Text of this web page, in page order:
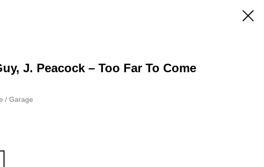
J. Peacock – Too Far To Come
/ Garage